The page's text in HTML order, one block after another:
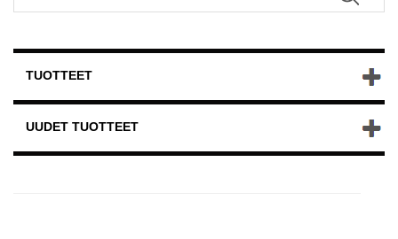
TUOTTEET
UUDET TUOTTEET